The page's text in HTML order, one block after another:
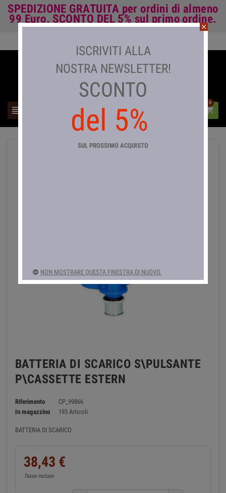
SPEDIZIONE GRATUITA per ordini di almeno
99 Euro. SCONTO DEL 5% sul primo ordine.
 
0
BATTERIA DI SCARICO S\PULSANTE
P\CASSETTE ESTERN
Riferimento
CP_99866
In magazzino
193 Articoli
BATTERIA DI SCARICO
38,43 €
Tasse incluse
close
ISCRIVITI ALLA
NOSTRA NEWSLETTER!
SCONTO
del 5%
SUL PROSSIMO ACQUISTO
NON MOSTRARE QUESTA FINESTRA DI NUOVO.